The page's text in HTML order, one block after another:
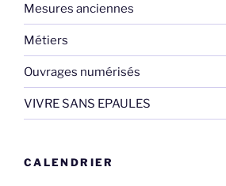
Mesures anciennes
Métiers
Ouvrages numérisés
VIVRE SANS EPAULES
CALENDRIER